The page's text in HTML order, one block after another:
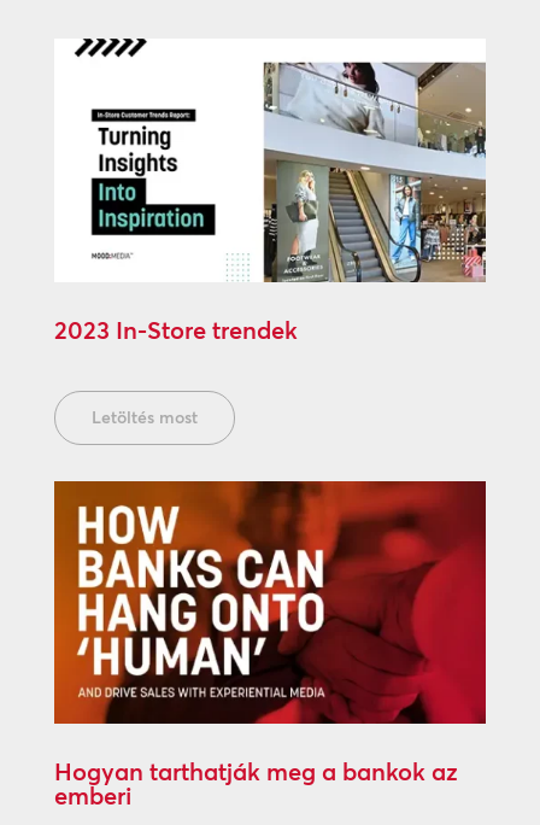
2023 In-Store trendek
Letöltés most
Hogyan tarthatják meg a bankok az
emberi